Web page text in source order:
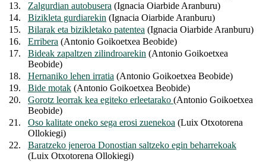
13.
Zalgurdian autobusera (Ignacia Oiarbide Aranburu)
14.
Bizikleta gurdiarekin (Ignacia Oiarbide Aranburu)
15.
Bilarak eta bizikletako patentea (Ignacia Oiarbide Aranburu)
16.
Erribera (Antonio Goikoetxea Beobide)
17.
Bideak zapaltzen zilindroarekin (Antonio Goikoetxea
Beobide)
18.
Hernaniko lehen irratia (Antonio Goikoetxea Beobide)
19.
Bide motak (Antonio Goikoetxea Beobide)
20.
Gorotz leorrak kea egiteko erleetarako (Antonio Goikoetxea
Beobide)
21.
Oso kalitate oneko sega erosi zuenekoa (Luix Otxotorena
Ollokiegi)
22.
Baratzeko jeneroa Donostian saltzeko egin beharrekoak
(Luix Otxotorena Ollokiegi)